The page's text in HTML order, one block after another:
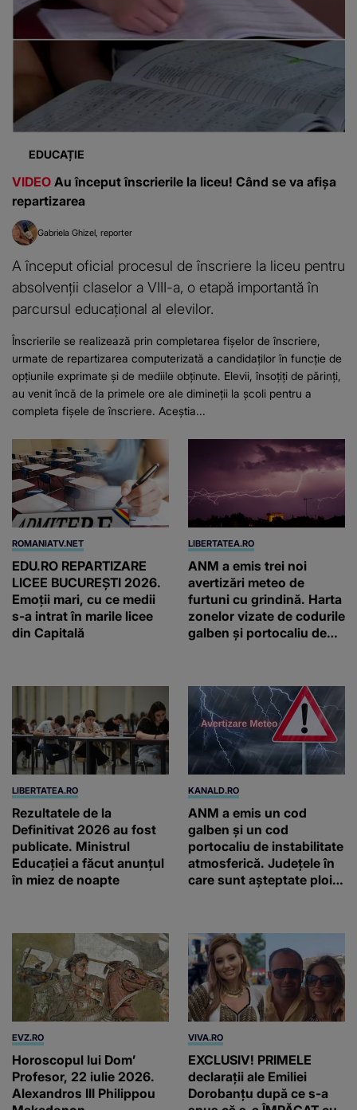
EDUCAȚIE
VIDEO Au început înscrierile la liceu! Când se va afișa
repartizarea
Gabriela Ghizel reporter
A început oficial procesul de înscriere la liceu pentru
absolvenții claselor a VIII-a, o etapă importantă în
parcursul educațional al elevilor.
Înscrierile se realizează prin completarea fișelor de înscriere,
urmate de repartizarea computerizată a candidaților în funcție de
opțiunile exprimate și de mediile obținute. Elevii, însoțiți de părinți,
au venit încă de la primele ore ale dimineții la școli pentru a
completa fișele de înscriere. Aceștia...
ROMANIATV.NET
EDU.RO REPARTIZARE
LICEE BUCUREŞTI 2026.
Emoţii mari, cu ce medii
s-a intrat în marile licee
din Capitală
LIBERTATEA.RO
ANM a emis trei noi
avertizări meteo de
furtuni cu grindină. Harta
zonelor vizate de codurile
galben și portocaliu de
LIBERTATEA.RO
Rezultatele de la
Definitivat 2026 au fost
publicate. Ministrul
Educației a făcut anunțul
în miez de noapte
KANALD.RO
ANM a emis un cod
galben și un cod
portocaliu de instabilitate
atmosferică. Județele în
care sunt așteptate ploi
EVZ.RO
Horoscopul lui Dom’
Profesor, 22 iulie 2026.
Alexandros III Philippou
VIVA.RO
EXCLUSIV! PRIMELE
declarații ale Emiliei
Dorobanțu după ce s-a